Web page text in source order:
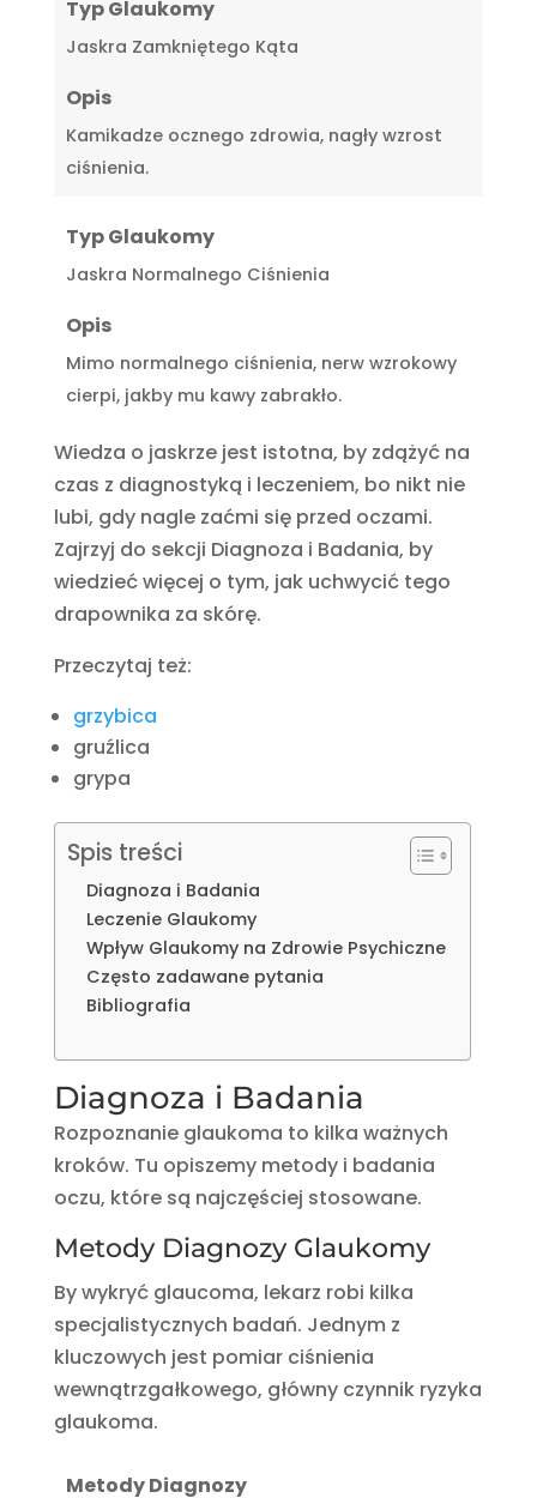
Typ Glaukomy
Jaskra Zamkniętego Kąta
Opis
Kamikadze ocznego zdrowia, nagły wzrost
ciśnienia.
Typ Glaukomy
Jaskra Normalnego Ciśnienia
Opis
Mimo normalnego ciśnienia, nerw wzrokowy
cierpi, jakby mu kawy zabrakło.
Wiedza o jaskrze jest istotna, by zdążyć na
czas z diagnostyką i leczeniem, bo nikt nie
lubi, gdy nagle zaćmi się przed oczami.
Zajrzyj do sekcji Diagnoza i Badania, by
wiedzieć więcej o tym, jak uchwycić tego
drapownika za skórę.
Przeczytaj też:
grzybica
gruźlica
grypa
Spis treści
Diagnoza i Badania
Leczenie Glaukomy
Wpływ Glaukomy na Zdrowie Psychiczne
Często zadawane pytania
Bibliografia
Diagnoza i Badania
Rozpoznanie glaukoma to kilka ważnych
kroków. Tu opiszemy metody i badania
oczu, które są najczęściej stosowane.
Metody Diagnozy Glaukomy
By wykryć glaucoma, lekarz robi kilka
specjalistycznych badań. Jednym z
kluczowych jest pomiar ciśnienia
wewnątrzgałkowego, główny czynnik ryzyka
glaukoma.
Metody Diagnozy